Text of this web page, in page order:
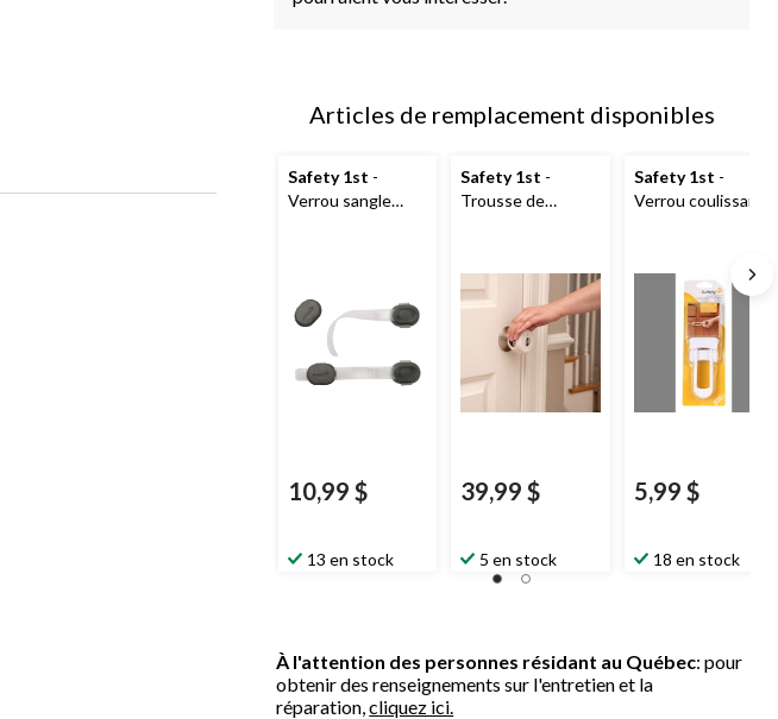
Articles de remplacement disponibles
Safety 1st -
Verrou sangle
10,99 $
13 en stock
Safety 1st -
Trousse de
80 pcs
39,99 $
5 en stock
Safety 1st -
Verrou coulissant
5,99 $
18 en stock
À l'attention des personnes résidant au Québec: pour
obtenir des renseignements sur l'entretien et la
réparation,cliquez ici.